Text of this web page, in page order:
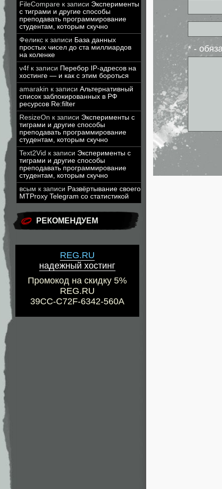
FileCompare к записи Эксперименты
с тиграми и другие способы
преподавать программирование
студентам, которым скучно
Феликс к записи База данных
простых чисел до ста миллиардов
на коленке
v4f к записи Перебор IP-адресов на
хостинге — и как с этим бороться
amarakin к записи Альтернативный
список заблокированных в РФ
ресурсов Re:filter
ResizeOn к записи Эксперименты с
тиграми и другие способы
преподавать программирование
студентам, которым скучно
Text2Vid к записи Эксперименты с
тиграми и другие способы
преподавать программирование
студентам, которым скучно
всым к записи Развёртывание своего
MTProxy Telegram со статистикой
РЕКОМЕНДУЕМ
REG.RU
надежный хостинг
Промокод на скидку 5%
REG.RU
39CC-C72F-6342-560A
* -